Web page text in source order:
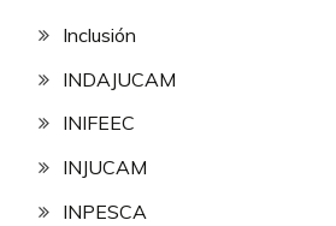
Inclusión
INDAJUCAM
INIFEEC
INJUCAM
INPESCA